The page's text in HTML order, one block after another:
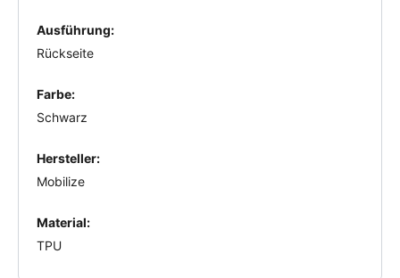
Ausführung:
Rückseite
Farbe:
Schwarz
Hersteller:
Mobilize
Material:
TPU